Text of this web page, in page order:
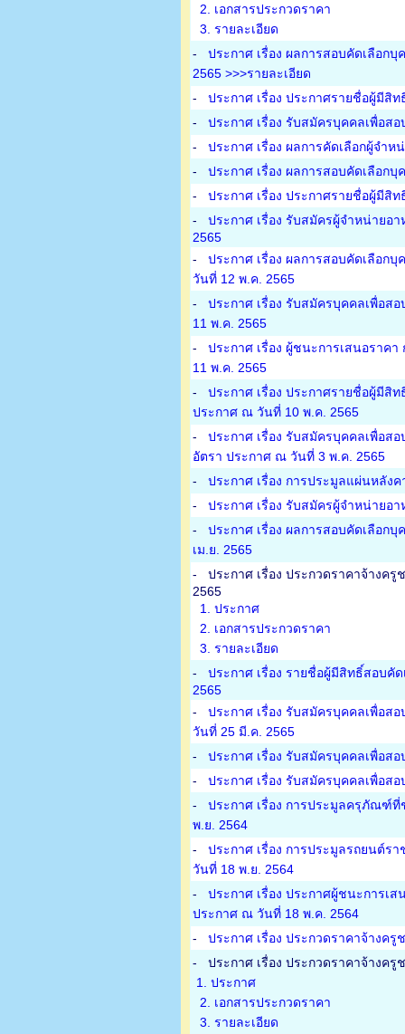
2. เอกสารประกวดราคา
3. รายละเอียด
-
ประกาศ เรื่อง ผลการสอบคัดเลือก
2565 >>>รายละเอียด
-
ประกาศ เรื่อง ประกาศรายชื่อผู้มีสิ
-
ประกาศ เรื่อง รับสมัครบุคคลเพื่อส
-
ประกาศ เรื่อง ผลการคัดเลือกผู้จำ
-
ประกาศ เรื่อง ผลการสอบคัดเลือก
-
ประกาศ เรื่อง ประกาศรายชื่อผู้มีสิ
-
ประกาศ เรื่อง รับสมัครผู้จำหน่ายอ
2565
-
ประกาศ เรื่อง ผลการสอบคัดเลือก
วันที่ 12 พ.ค. 2565
-
ประกาศ เรื่อง รับสมัครบุคคลเพื่อส
11 พ.ค. 2565
-
ประกาศ เรื่อง ผู้ชนะการเสนอราค
11 พ.ค. 2565
-
ประกาศ เรื่อง ประกาศรายชื่อผู้มีสิ
ประกาศ ณ วันที่ 10 พ.ค. 2565
-
ประกาศ เรื่อง รับสมัครบุคคลเพื่อส
อัตรา ประกาศ ณ วันที่ 3 พ.ค. 2565
-
ประกาศ เรื่อง การประมูลแผ่นหลัง
-
ประกาศ เรื่อง รับสมัครผู้จำหน่ายอ
-
ประกาศ เรื่อง ผลการสอบคัดเลือก
เม.ย. 2565
-
ประกาศ เรื่อง ประกวดราคาจ้างค
2565
1. ประกาศ
2. เอกสารประกวดราคา
3. รายละเอียด
-
ประกาศ เรื่อง รายชื่อผู้มีสิทธิ์สอบคั
2565
-
ประกาศ เรื่อง รับสมัครบุคคลเพื่อส
วันที่ 25 มี.ค. 2565
-
ประกาศ เรื่อง รับสมัครบุคคลเพื่อส
-
ประกาศ เรื่อง รับสมัครบุคคลเพื่อส
-
ประกาศ เรื่อง การประมูลครุภัณฑ์ที่
พ.ย. 2564
-
ประกาศ เรื่อง การประมูลรถยนต์ร
วันที่ 18 พ.ย. 2564
-
ประกาศ เรื่อง ประกาศผู้ชนะการเ
ประกาศ ณ วันที่ 18 พ.ค. 2564
-
ประกาศ เรื่อง ประกวดราคาจ้างค
-
ประกาศ เรื่อง ประกวดราคาจ้างค
1. ประกาศ
2. เอกสารประกวดราคา
3. รายละเอียด